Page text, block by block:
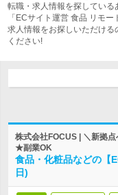
転職・求人情報を探している
「ECサイト運営 食品 リモ
求人情報をお探しいただけ
ください!
株式会社FOCUS | ＼新拠
★副業OK
食品・化粧品などの【
日)